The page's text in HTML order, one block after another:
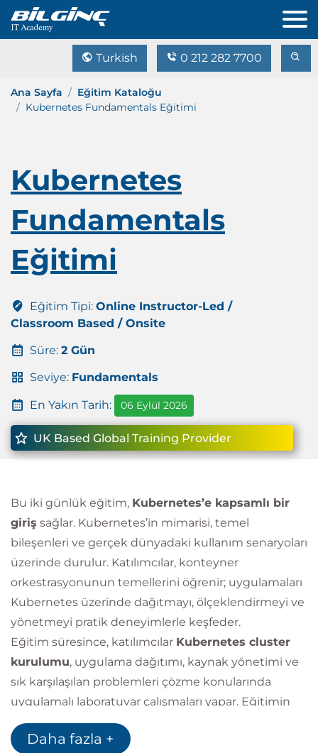
Turkish 0 212 282 7700
Ana Sayfa
Eğitim Kataloğu
Kubernetes Fundamentals Eğitimi
Kubernetes
Fundamentals
Eğitimi
Eğitim Tipi: Online Instructor-Led /
Classroom Based / Onsite
Süre: 2 Gün
Seviye: Fundamentals
En Yakın Tarih: 06 Eylül 2026
UK Based Global Training Provider
Bu iki günlük eğitim, Kubernetes’e kapsamlı bir
giriş sağlar. Kubernetes’in mimarisi, temel
bileşenleri ve gerçek dünyadaki kullanım senaryoları
üzerinde durulur. Katılımcılar, konteyner
orkestrasyonunun temellerini öğrenir; uygulamaları
Kubernetes üzerinde dağıtmayı, ölçeklendirmeyi ve
yönetmeyi pratik deneyimlerle keşfeder.
Eğitim süresince, katılımcılar Kubernetes cluster
kurulumu, uygulama dağıtımı, kaynak yönetimi ve
sık karşılaşılan problemleri çözme konularında
uygulamalı laboratuvar çalışmaları yapar. Eğitimin
sonunda, Kubernetes’i etkin bir şekilde kullanmak
için gerekli bilgi ve becerilere sahip olacaksınız.
Daha fazla +